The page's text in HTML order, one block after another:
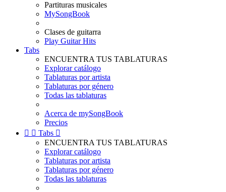
Partituras musicales
MySongBook
Clases de guitarra
Play Guitar Hits
Tabs
ENCUENTRA TUS TABLATURAS
Explorar catálogo
Tablaturas por artista
Tablaturas por género
Todas las tablaturas
Acerca de mySongBook
Precios
  Tabs 
ENCUENTRA TUS TABLATURAS
Explorar catálogo
Tablaturas por artista
Tablaturas por género
Todas las tablaturas